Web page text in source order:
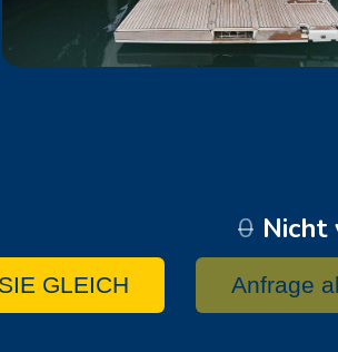
0
GLEICH Anfrage